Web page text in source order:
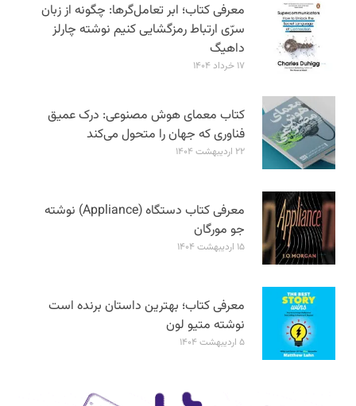
معرفی کتاب؛ ابر تعامل‌گرها: چگونه از زبان
سرّی ارتباط رمزگشایی کنیم نوشته چارلز
داهیگ
۱۷ خرداد ۱۴۰۴
کتاب معمای هوش مصنوعی: درک عمیق
فناوری که جهان را متحول می‌کند
۲۲ اردیبهشت ۱۴۰۴
معرفی کتاب دستگاه (Appliance) نوشته
جو مورگان
۱۵ اردیبهشت ۱۴۰۴
معرفی کتاب؛ بهترین داستان برنده است
نوشته متیو لون
۵ اردیبهشت ۱۴۰۴